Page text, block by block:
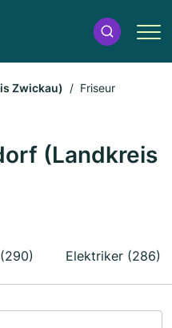
Zwickau) Friseur
(Landkreis
Elektriker (286)